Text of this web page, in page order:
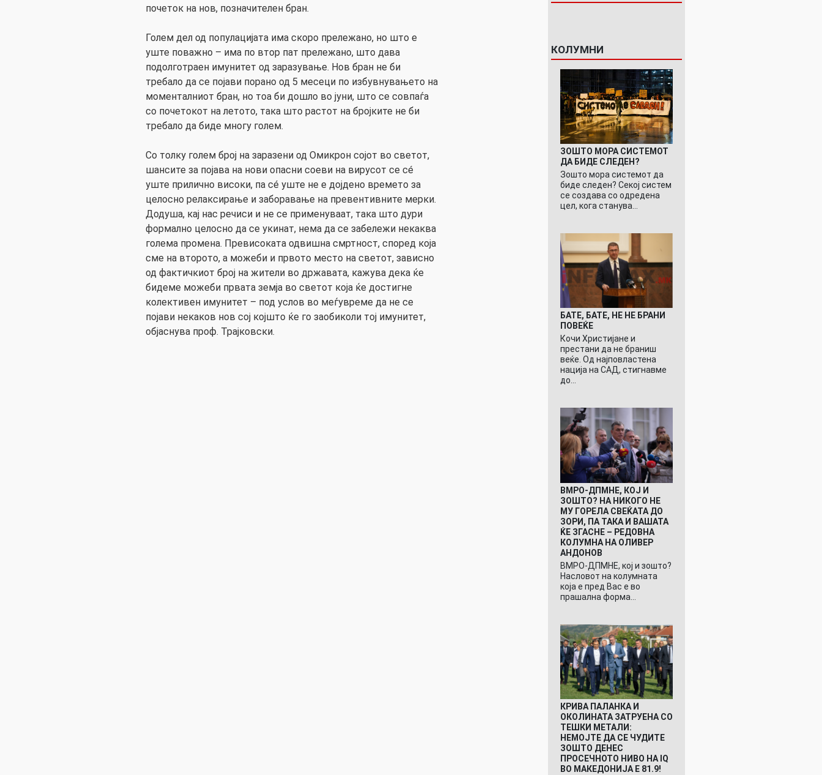
почеток на нов, позначителен бран.
Голем дел од популацијата има скоро прележано, но што е
уште поважно – има по втор пат прележано, што дава
подолготраен имунитет од заразување. Нов бран не би
требало да се појави порано од 5 месеци по избувнувањето на
моменталниот бран, но тоа би дошло во јуни, што се совпаѓа
со почетокот на летото, така што растот на бројките не би
требало да биде многу голем.
Со толку голем број на заразени од Омикрон сојот во светот,
шансите за појава на нови опасни соеви на вирусот се сé
уште прилично високи, па сé уште не е дојдено времето за
целосно релаксирање и заборавање на превентивните мерки.
Додуша, кај нас речиси и не се применуваат, така што дури
формално целосно да се укинат, нема да се забележи некаква
голема промена. Превисоката одвишна смртност, според која
сме на второто, а можеби и првото место на светот, зависно
од фактичкиот број на жители во државата, кажува дека ќе
бидеме можеби првата земја во светот која ќе достигне
колективен имунитет – под услов во меѓувреме да не се
појави некаков нов сој којшто ќе го заобиколи тој имунитет,
објаснува проф. Трајковски.
КОЛУМНИ
ЗОШТО МОРА СИСТЕМОТ
ДА БИДЕ СЛЕДЕН?
Зошто мора системот да
биде следен? Секој систем
се создава со одредена
цел, кога станува…
БАТЕ, БАТЕ, НЕ НЕ БРАНИ
ПОВЕЌЕ
Кочи Христијане и
престани да не браниш
веќе. Од најповластена
нација на САД, стигнавме
до…
ВМРО-ДПМНЕ, КОЈ И
ЗОШТО? НА НИКОГО НЕ
МУ ГОРЕЛА СВЕЌАТА ДО
ЗОРИ, ПА ТАКА И ВАШАТА
ЌЕ ЗГАСНЕ – РЕДОВНА
КОЛУМНА НА ОЛИВЕР
АНДОНОВ
ВМРО-ДПМНЕ, кој и зошто?
Насловот на колумната
која е пред Вас е во
прашална форма…
КРИВА ПАЛАНКА И
ОКОЛИНАТА ЗАТРУЕНА СО
ТЕШКИ МЕТАЛИ:
НЕМОЈТЕ ДА СЕ ЧУДИТЕ
ЗОШТО ДЕНЕС
ПРОСЕЧНОТО НИВО НА IQ
ВО МАКЕДОНИЈА Е 81.9!